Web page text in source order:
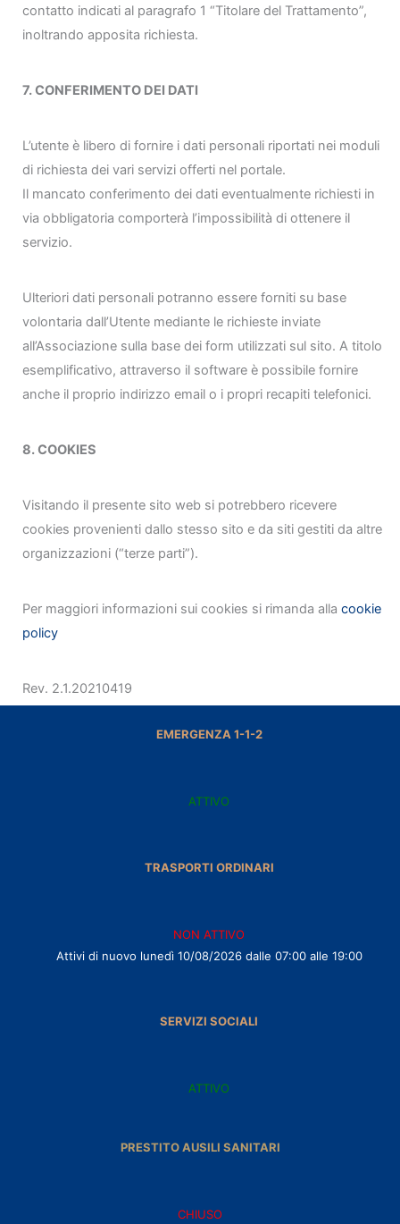
contatto indicati al paragrafo 1 “Titolare del Trattamento”,
inoltrando apposita richiesta.
7. CONFERIMENTO DEI DATI
L’utente è libero di fornire i dati personali riportati nei moduli
di richiesta dei vari servizi offerti nel portale.
Il mancato conferimento dei dati eventualmente richiesti in
via obbligatoria comporterà l’impossibilità di ottenere il
servizio.
Ulteriori dati personali potranno essere forniti su base
volontaria dall’Utente mediante le richieste inviate
all’Associazione sulla base dei form utilizzati sul sito. A titolo
esemplificativo, attraverso il software è possibile fornire
anche il proprio indirizzo email o i propri recapiti telefonici.
8. COOKIES
Visitando il presente sito web si potrebbero ricevere
cookies provenienti dallo stesso sito e da siti gestiti da altre
organizzazioni (“terze parti”).
Per maggiori informazioni sui cookies si rimanda alla cookie
policy
Rev. 2.1.20210419
EMERGENZA 1-1-2
ATTIVO
TRASPORTI ORDINARI
NON ATTIVO
Attivi di nuovo lunedì 10/08/2026 dalle 07:00 alle 19:00
SERVIZI SOCIALI
ATTIVO
PRESTITO AUSILI SANITARI
CHIUSO